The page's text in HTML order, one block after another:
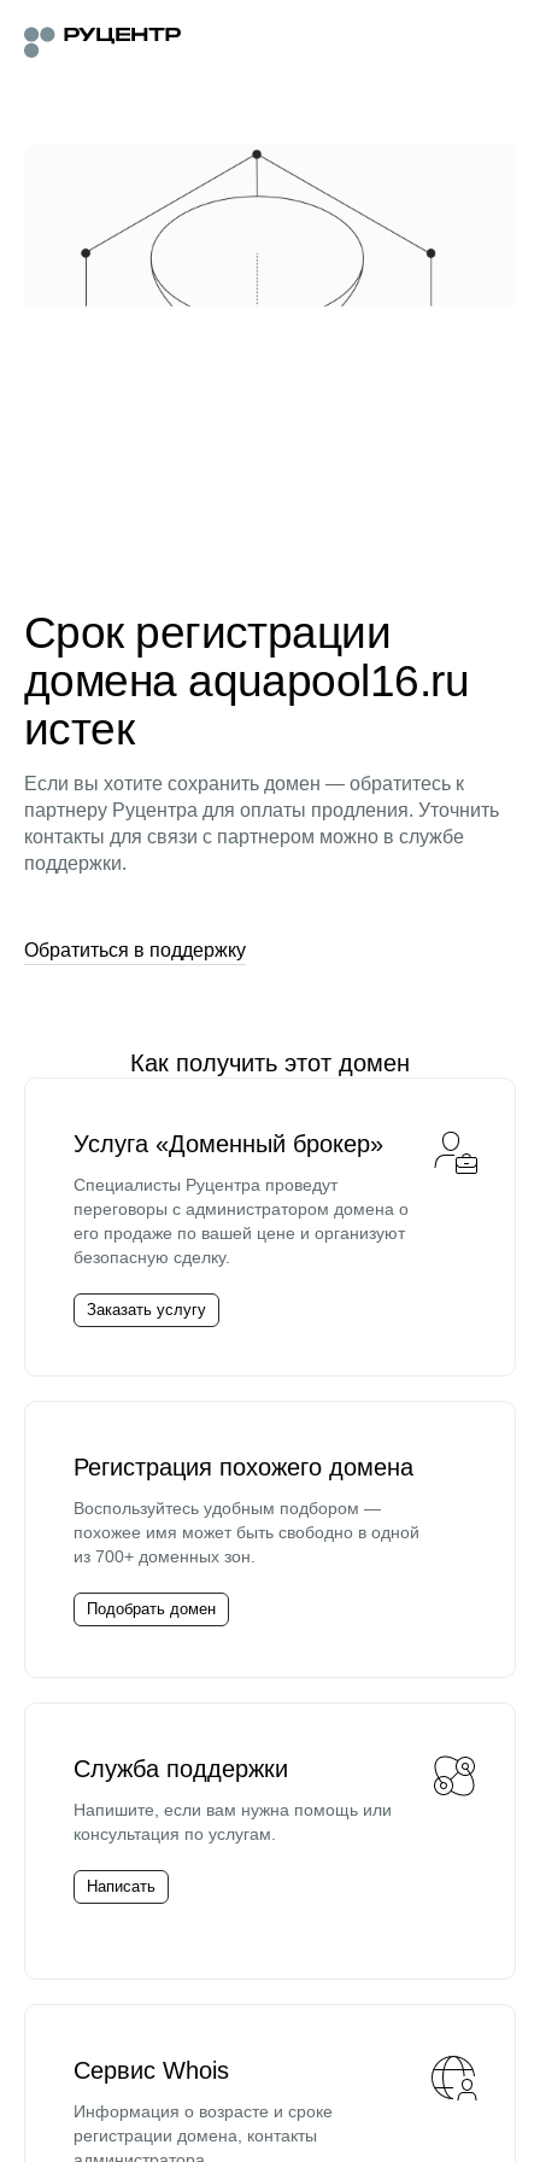
Срок регистрации
домена aquapool16.ru
истек
Если вы хотите сохранить домен — обратитесь к
партнеру Руцентра для оплаты продления. Уточнить
контакты для связи с партнером можно в службе
поддержки.
Обратиться в поддержку
Как получить этот домен
Услуга «Доменный брокер»
Специалисты Руцентра проведут
переговоры с администратором домена о
его продаже по вашей цене и организуют
безопасную сделку.
Заказать услугу
Регистрация похожего домена
Воспользуйтесь удобным подбором —
похожее имя может быть свободно в одной
из 700+ доменных зон.
Подобрать домен
Служба поддержки
Напишите, если вам нужна помощь или
консультация по услугам.
Написать
Сервис Whois
Информация о возрасте и сроке
регистрации домена, контакты